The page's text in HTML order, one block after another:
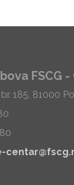
FSCG -
185, 81000